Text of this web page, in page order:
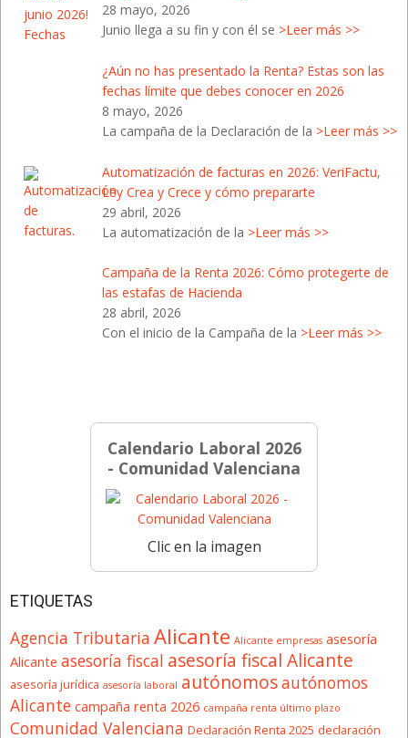
28 mayo, 2026
Junio llega a su fin y con él se >Leer más >>
¿Aún no has presentado la Renta? Estas son las
fechas límite que debes conocer en 2026
8 mayo, 2026
La campaña de la Declaración de la >Leer más >>
Automatización de facturas en 2026: VeriFactu,
Ley Crea y Crece y cómo prepararte
29 abril, 2026
La automatización de la >Leer más >>
Campaña de la Renta 2026: Cómo protegerte de
las estafas de Hacienda
28 abril, 2026
Con el inicio de la Campaña de la >Leer más >>
Calendario Laboral 2026
- Comunidad Valenciana
Clic en la imagen
ETIQUETAS
Agencia Tributaria Alicante Alicante empresas asesoría
Alicante asesoría fiscal asesoría fiscal Alicante
asesoría jurídica asesoría laboral autónomosautónomos
Alicante campaña renta 2026 campaña renta último plazo
Comunidad Valenciana Declaración Renta 2025 declaración